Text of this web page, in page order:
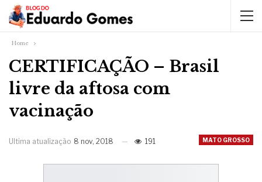
Home
CERTIFICAÇÃO – Brasil
livre da aftosa com
vacinação
MATO GROSSO
Ultima atualização 8 nov, 2018 191